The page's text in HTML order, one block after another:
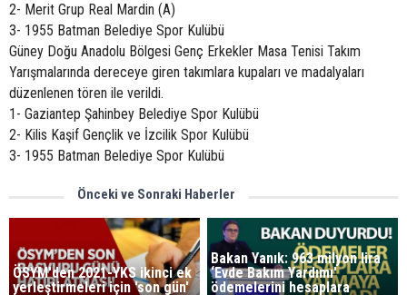
2- Merit Grup Real Mardin (A)
3- 1955 Batman Belediye Spor Kulübü
Güney Doğu Anadolu Bölgesi Genç Erkekler Masa Tenisi Takım
Yarışmalarında dereceye giren takımlara kupaları ve madalyaları
düzenlenen tören ile verildi.
1- Gaziantep Şahinbey Belediye Spor Kulübü
2- Kilis Kaşif Gençlik ve İzcilik Spor Kulübü
3- 1955 Batman Belediye Spor Kulübü
Önceki ve Sonraki Haberler
ÖSYM'den 2021-YKS ikinci ek
yerleştirmeleri için 'son gün'
Bakan Yanık: 963 milyon lira
‘Evde Bakım Yardımı'
ödemelerini hesaplara